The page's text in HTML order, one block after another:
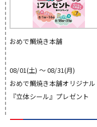
おめで鯛焼き本舗
08/01(土) 〜 08/31(月)
おめで鯛焼き本舗オリジナル
『立体シール』プレゼント